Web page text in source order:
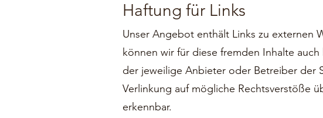
Haftung für Links
Unser Angebot enthält Links zu externen
können wir für diese fremden Inhalte
der jeweilige Anbieter oder Betreiber der
Verlinkung auf mögliche Rechtsverstöße
erkennbar.